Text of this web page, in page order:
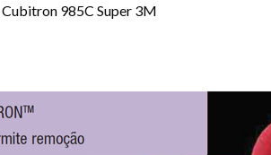
985C Super 3M